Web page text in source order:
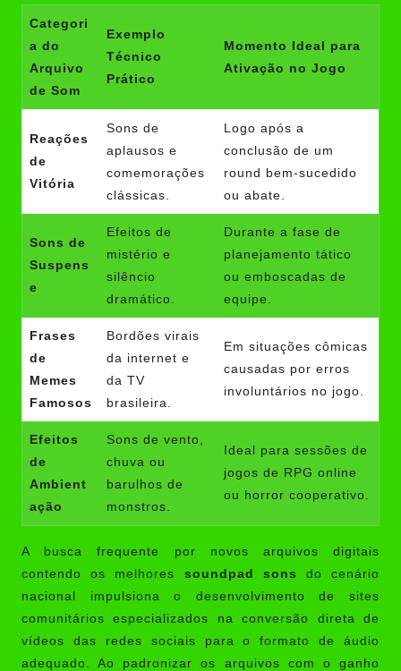
Categori
a do
Arquivo
de Som
Exemplo
Técnico
Prático
Momento Ideal para
Ativação no Jogo
Reações
de
Vitória
Sons de
aplausos e
comemorações
clássicas.
Logo após a
conclusão de um
round bem-sucedido
ou abate.
Sons de
Suspens
e
Efeitos de
mistério e
silêncio
dramático.
Durante a fase de
planejamento tático
ou emboscadas de
equipe.
Frases
de
Memes
Famosos
Bordões virais
da internet e
da TV
brasileira.
Em situações cômicas
causadas por erros
involuntários no jogo.
Efeitos
de
Ambient
ação
Sons de vento,
chuva ou
barulhos de
monstros.
Ideal para sessões de
jogos de RPG online
ou horror cooperativo.
A busca frequente por novos arquivos digitais
contendo os melhores soundpad sons
do cenário
nacional impulsiona o desenvolvimento de sites
comunitários especializados na conversão direta de
vídeos das redes sociais para o formato de áudio
adequado. Ao padronizar os arquivos com o ganho